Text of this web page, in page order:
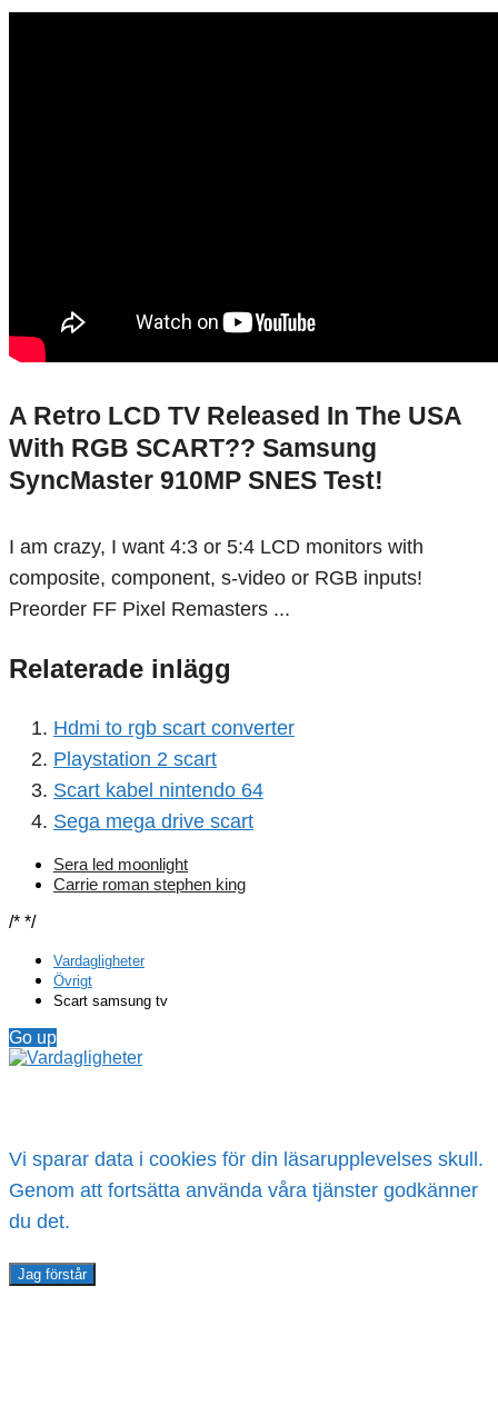
A Retro LCD TV Released In The USA
With RGB SCART?? Samsung
SyncMaster 910MP SNES Test!
I am crazy, I want 4:3 or 5:4 LCD monitors with
composite, component, s-video or RGB inputs!
Preorder FF Pixel Remasters ...
Relaterade inlägg
Hdmi to rgb scart converter
Playstation 2 scart
Scart kabel nintendo 64
Sega mega drive scart
Sera led moonlight
Carrie roman stephen king
/* */
Vardagligheter
Övrigt
Scart samsung tv
Go up
Vi sparar data i cookies för din läsarupplevelses skull.
Genom att fortsätta använda våra tjänster godkänner
du det.
Jag förstår